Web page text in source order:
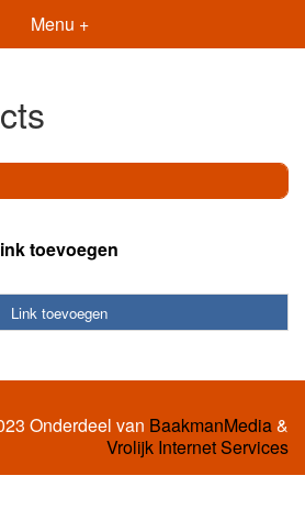
Menu +
toevoegen
Link toevoegen
Onderdeel van BaakmanMedia&
Vrolijk Internet Services